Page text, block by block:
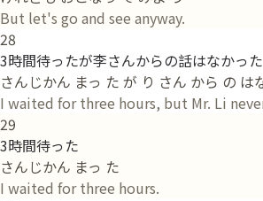
But let's go and see anyway.
28
3時間待ったが李さんからの話はなかった
さんじかん まっ た が り さん から の は
I waited for three hours, but Mr. Li
29
3時間待った
さんじかん まっ た
I waited for three hours.